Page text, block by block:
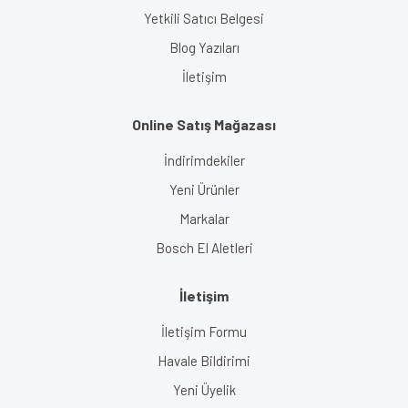
Yetkili Satıcı Belgesi
Blog Yazıları
İletişim
Online Satış Mağazası
İndirimdekiler
Yeni Ürünler
Markalar
Bosch El Aletleri
İletişim
İletişim Formu
Havale Bildirimi
Yeni Üyelik